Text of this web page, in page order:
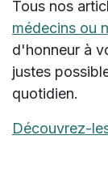
Tous nos
médecins ou
d'honneur à
justes
quotidien.
Découvrez-